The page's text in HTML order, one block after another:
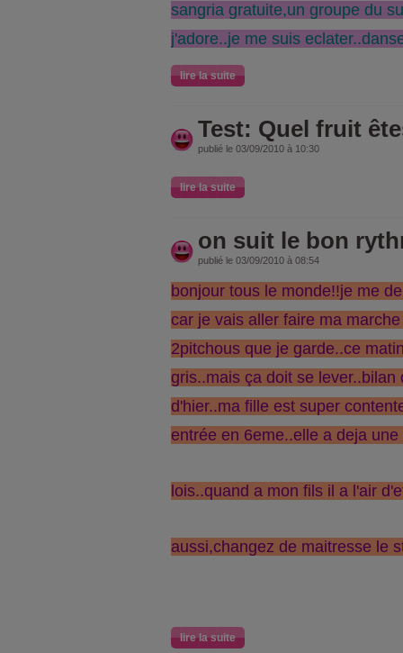
sangria gratuite,un groupe du
j'adore..je me suis
lire la suite
Test: Quel fruit
publié le 03/09/2010 à 10:30
lire la suite
on suit le bon
publié le 03/09/2010 à 08:54
bonjour tous le monde!!je me
car je vais aller faire ma
2pitchous que je garde..ce
gris..mais ça doit se lever..bilan
d'hier..ma fille est super
entrée en 6eme..elle a deja
lois..quand a mon fils il a l'air
aussi,changez de maitresse le
lire la suite